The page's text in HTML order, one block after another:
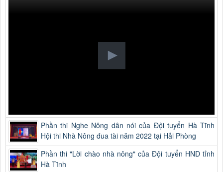
Phần thi Nghe Nông dân nói của Đội tuyển Hà Tĩnh
Hội thi Nhà Nông đua tài năm 2022 tại Hải Phòng
Phần thi "Lời chào nhà nông" của Đội tuyển HND tỉnh
Hà Tĩnh